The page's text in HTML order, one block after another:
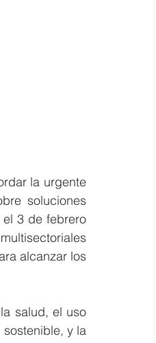
la urgente
soluciones
3 de febrero
alcanzar los
salud, el uso
y la